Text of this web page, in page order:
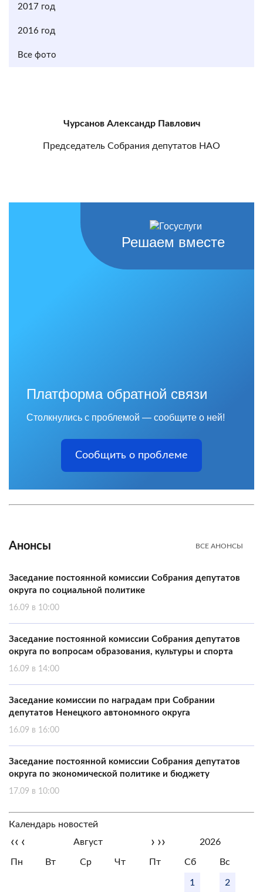
2017 год
2016 год
Все фото
Чурсанов Александр Павлович
Председатель Собрания депутатов НАО
Решаем вместе
Платформа обратной связи
Столкнулись с проблемой — сообщите о ней!
Сообщить о проблеме
Анонсы ВСЕ АНОНСЫ
Заседание постоянной комиссии Собрания депутатов
округа по социальной политике
16.09 в 10:00
Заседание постоянной комиссии Собрания депутатов
округа по вопросам образования, культуры и спорта
16.09 в 14:00
Заседание комиссии по наградам при Собрании
депутатов Ненецкого автономного округа
16.09 в 16:00
Заседание постоянной комиссии Собрания депутатов
округа по экономической политике и бюджету
17.09 в 10:00
Календарь новостей
‹‹ ‹ Август › ›› 2026
Пн Вт Ср Чт Пт Сб Вс
1 2